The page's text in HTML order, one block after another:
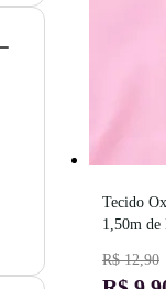
Tecido
1,50m de
R$ 12,90